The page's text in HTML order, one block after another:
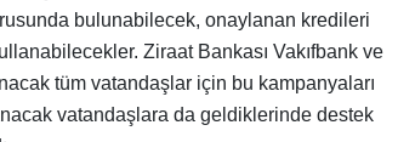
bulunabilecek, onaylanan kredileri
Ziraat Bankası Vakıfbank ve
tüm vatandaşlar için bu kampanyaları
vatandaşlara da geldiklerinde destek